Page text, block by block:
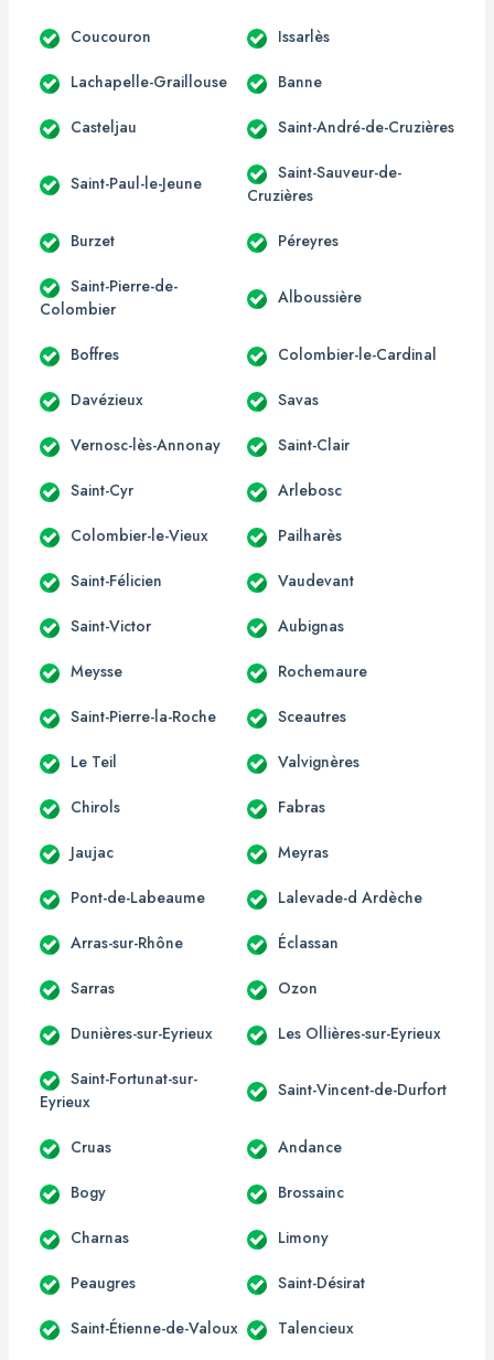
Coucouron Issarlès
Lachapelle-Graillouse Banne
Casteljau Saint-André-de-Cruzières
Saint-Paul-le-Jeune
Saint-Sauveur-de-
Cruzières
Burzet Péreyres
Saint-Pierre-de-
Colombier
Alboussière
Boffres Colombier-le-Cardinal
Davézieux Savas
Vernosc-lès-Annonay Saint-Clair
Saint-Cyr Arlebosc
Colombier-le-Vieux Pailharès
Saint-Félicien Vaudevant
Saint-Victor Aubignas
Meysse Rochemaure
Saint-Pierre-la-Roche Sceautres
Le Teil Valvignères
Chirols Fabras
Jaujac Meyras
Pont-de-Labeaume Lalevade-d Ardèche
Arras-sur-Rhône Éclassan
Sarras Ozon
Dunières-sur-Eyrieux Les Ollières-sur-Eyrieux
Saint-Fortunat-sur-
Eyrieux
Saint-Vincent-de-Durfort
Cruas Andance
Bogy Brossainc
Charnas Limony
Peaugres Saint-Désirat
Saint-Étienne-de-Valoux Talencieux